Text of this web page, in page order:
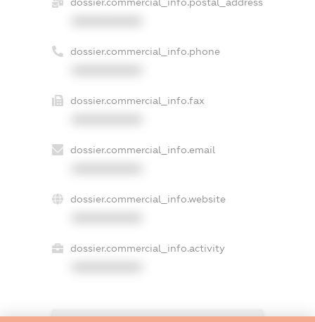
dossier.commercial_info.postal_address
dossier.commercial_info.phone
dossier.commercial_info.fax
dossier.commercial_info.email
dossier.commercial_info.website
dossier.commercial_info.activity